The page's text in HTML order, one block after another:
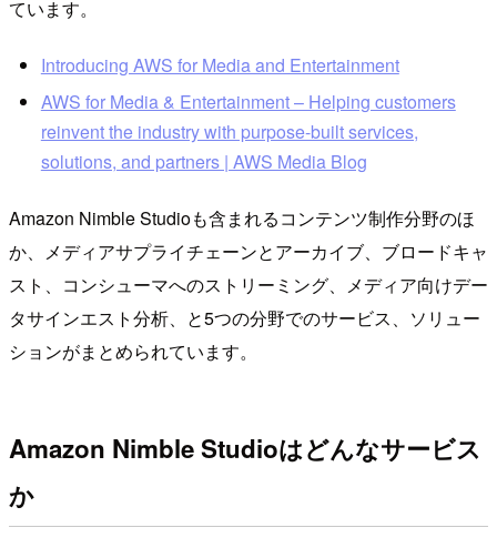
ています。
Introducing AWS for Media and Entertainment
AWS for Media & Entertainment – Helping customers
reinvent the industry with purpose-built services,
solutions, and partners | AWS Media Blog
Amazon Nimble Studioも含まれるコンテンツ制作分野のほ
か、メディアサプライチェーンとアーカイブ、ブロードキャ
スト、コンシューマへのストリーミング、メディア向けデー
タサインエスト分析、と5つの分野でのサービス、ソリュー
ションがまとめられています。
Amazon Nimble Studioはどんなサービス
か